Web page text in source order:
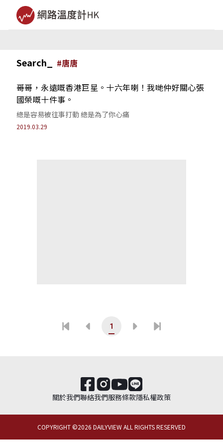
Search_ #唐唐
哥哥，永遠嘅香港巨星。十六年喇！我哋仲好關心張
國榮嘅十件事。
總是容易被往事打動 總是為了你心痛
2019.03.29
1
關於我們聯絡我們服務條款隱私權政策
COPYRIGHT ©2026 DAILYVIEW ALL RIGHTS RESERVED